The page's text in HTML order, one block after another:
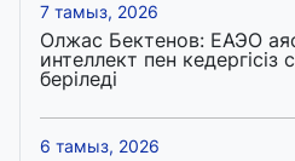
7 тамыз, 2026
Олжас Бектенов: ЕАЭО
интеллект пен
беріледі
6 тамыз, 2026